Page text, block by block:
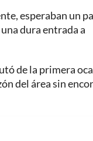
esperaban un
dura entrada a
de la primera
del área sin